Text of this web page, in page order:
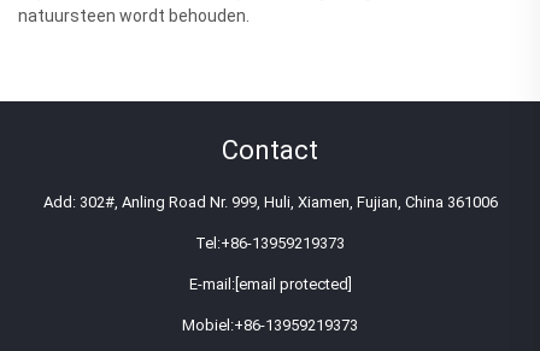
natuursteen wordt behouden.
Contact
Add: 302#, Anling Road Nr. 999, Huli, Xiamen, Fujian, China 361006
Tel:+86-13959219373
E-mail:[email protected]
Mobiel:+86-13959219373